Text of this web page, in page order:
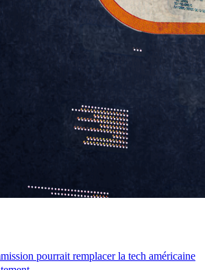
pourrait remplacer la tech américaine